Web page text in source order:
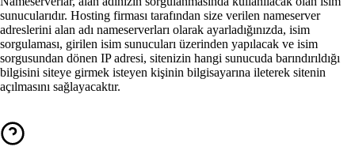
sunucularıdır. Hosting firması tarafından size verilen nameserver
adreslerini alan adı nameserverları olarak ayarladığınızda, isim
sorgulaması, girilen isim sunucuları üzerinden yapılacak ve isim
sorgusundan dönen IP adresi, sitenizin hangi sunucuda barındırıldığı
bilgisini siteye girmek isteyen kişinin bilgisayarına ileterek sitenin
açılmasını sağlayacaktır.